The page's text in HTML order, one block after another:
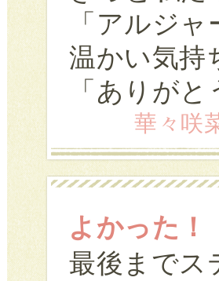
「アルジ
温かい気持
「ありが
華々咲
よかった！
最後までス